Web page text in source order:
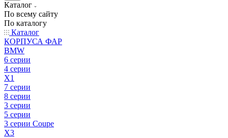
Каталог
По всему сайту
По каталогу
Каталог
КОРПУСА ФАР
BMW
6 серии
4 серии
X1
7 серии
8 серии
3 серии
5 серии
3 серии Coupe
X3